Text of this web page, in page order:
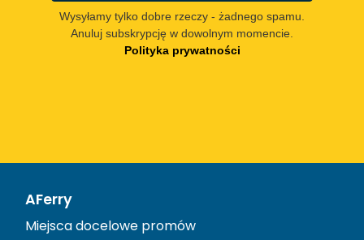
Wysyłamy tylko dobre rzeczy - żadnego spamu.
Anuluj subskrypcję w dowolnym momencie.
Polityka prywatności
AFerry
Miejsca docelowe promów